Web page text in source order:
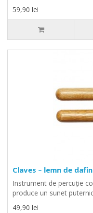
59,90 lei
Claves – lemn de dafin
Instrument de percuţie
produce un sunet
49,90 lei